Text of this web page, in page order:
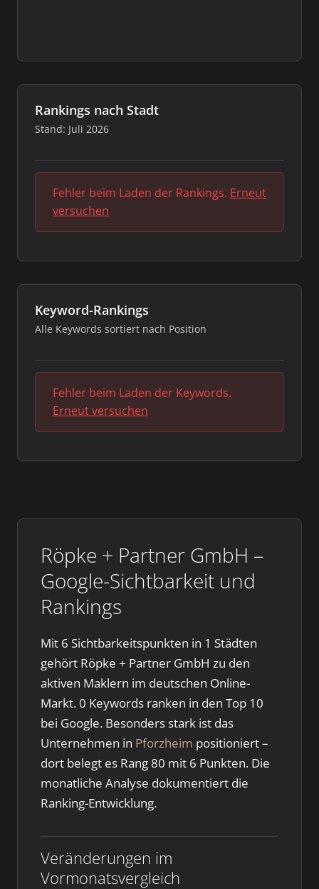
Röpke + Partner GmbH –
Google-Sichtbarkeit und
Rankings
Mit 6 Sichtbarkeitspunkten in 1 Städten
gehört Röpke + Partner GmbH zu den
aktiven Maklern im deutschen Online-
Markt. 0 Keywords ranken in den Top 10
bei Google. Besonders stark ist das
Unternehmen in Pforzheim positioniert –
dort belegt es Rang 80 mit 6 Punkten. Die
monatliche Analyse dokumentiert die
Ranking-Entwicklung.
Veränderungen im
Vormonatsvergleich
Rankings nach Stadt
Stand: Juli 2026
Fehler beim Laden der Rankings. Erneut
versuchen
Keyword-Rankings
Alle Keywords sortiert nach Position
Fehler beim Laden der Keywords.
Erneut versuchen